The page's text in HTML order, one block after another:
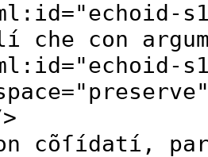
="echoid-
che con
="echoid-
="preserve
cõſídatí,